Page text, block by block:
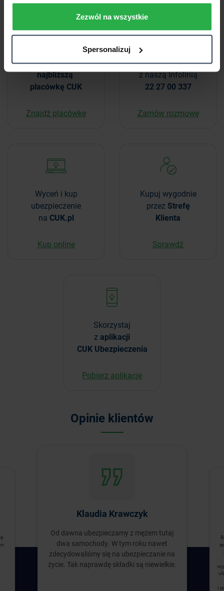
Zezwól na wszystkie
Spersonalizuj
Odwiedź
najbliższą
placówkę CUK
Znajdź placówkę
Skontaktuj się
z naszą Infolinią
22 27 00 337
Zamów rozmowę
Wyceń i kup
ubezpieczenie
na CUK.pl
Kup online
Kupuj wygodnie
przez Strefę
Klienta
Sprawdź
Skorzystaj
zaplikacji
CUK Ubezpieczenia
Pobierz aplikację
Opinie klientów
Klaudia Krawczyk
Od dawna ubezpieczamy z mężem tutaj
dwa samochody. W tym roku nawet
zdecydowaliśmy się na ubezpieczanie na
życie. Tak naprawdę składki są niewielkie.
i